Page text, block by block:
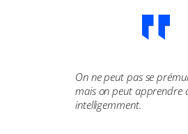
On ne peut pas se
mais on peut apprendre
intelligemment.